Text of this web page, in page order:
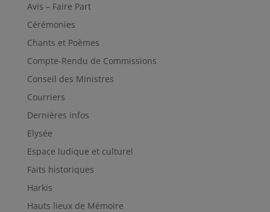
Avis – Faire Part
Cérémonies
Chants et Poèmes
Compte-Rendu de Commissions
Conseil des Ministres
Courriers
Dernières infos
Elysée
Espace ludique et culturel
Faits historiques
Harkis
Hauts lieux de Mémoire